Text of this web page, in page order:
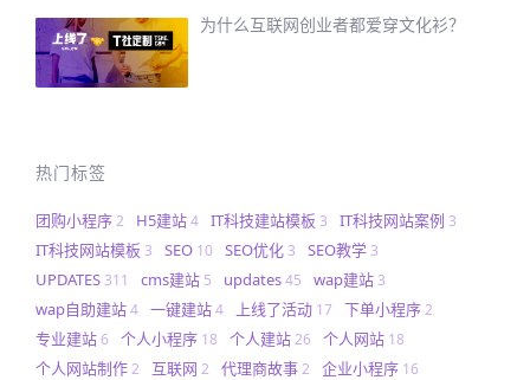
为什么互联网创业者都爱穿文化衫？
热门标签
团购小程序2 H5建站4 IT科技建站模板 3 IT科技网站案例 3
IT科技网站模板 3 SEO 10 SEO优化 3 SEO教学 3
UPDATES 311 cms建站 5 updates45 wap建站 3
wap自助建站4 一键建站4 上线了活动 17 下单小程序2
专业建站6 个人小程序 18 个人建站26 个人网站 18
个人网站制作2 互联网 2 代理商故事2 企业小程序 16